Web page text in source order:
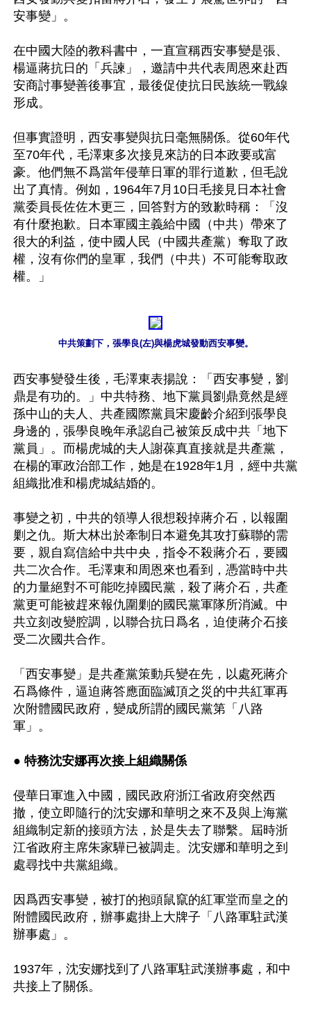
安事變」。
在中國大陸的教科書中，一直宣稱西安事變是張、
楊逼蔣抗日的「兵諫」，邀請中共代表周恩來赴西
安商討事變善後事宜，最後促使抗日民族統一戰線
形成。
但事實證明，西安事變與抗日毫無關係。從60年代
至70年代，毛澤東多次接見來訪的日本政要或富
豪。他們無不爲當年侵華日軍的罪行道歉，但毛說
出了真情。例如，1964年7月10日毛接見日本社會
黨委員長佐佐木更三，回答對方的致歉時稱：「沒
有什麼抱歉。日本軍國主義給中國（中共）帶來了
很大的利益，使中國人民（中國共產黨）奪取了政
權，沒有你們的皇軍，我們（中共）不可能奪取政
權。」
中共策劃下，張學良(左)與楊虎城發動西安事變。
西安事變發生後，毛澤東表揚說：「西安事變，劉
鼎是有功的。」中共特務、地下黨員劉鼎竟然是經
孫中山的夫人、共產國際黨員宋慶齡介紹到張學良
身邊的，張學良晚年承認自己被策反成中共「地下
黨員」。而楊虎城的夫人謝葆真直接就是共產黨，
在楊的軍政治部工作，她是在1928年1月，經中共黨
組織批准和楊虎城結婚的。
事變之初，中共的領導人很想殺掉蔣介石，以報圍
剿之仇。斯大林出於牽制日本避免其攻打蘇聯的需
要，親自寫信給中共中央，指令不殺蔣介石，要國
共二次合作。毛澤東和周恩來也看到，憑當時中共
的力量絕對不可能吃掉國民黨，殺了蔣介石，共產
黨更可能被趕來報仇圍剿的國民黨軍隊所消滅。中
共立刻改變腔調，以聯合抗日爲名，迫使蔣介石接
受二次國共合作。
「西安事變」是共產黨策動兵變在先，以處死蔣介
石爲條件，逼迫蔣答應面臨滅頂之災的中共紅軍再
次附體國民政府，變成所謂的國民黨第「八路
軍」。
● 特務沈安娜再次接上組織關係
侵華日軍進入中國，國民政府浙江省政府突然西
撤，使立即隨行的沈安娜和華明之來不及與上海黨
組織制定新的接頭方法，於是失去了聯繫。屆時浙
江省政府主席朱家驊已被調走。沈安娜和華明之到
處尋找中共黨組織。
因爲西安事變，被打的抱頭鼠竄的紅軍堂而皇之的
附體國民政府，辦事處掛上大牌子「八路軍駐武漢
辦事處」。
1937年，沈安娜找到了八路軍駐武漢辦事處，和中
共接上了關係。